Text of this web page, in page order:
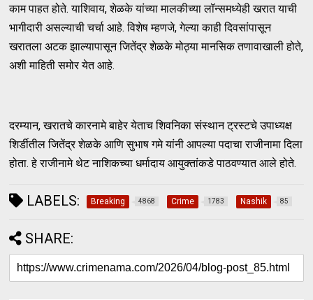
काम पाहत होते. याशिवाय, शेळके यांच्या मालकीच्या लॉन्समध्येही खरात याची
भागीदारी असल्याची चर्चा आहे. विशेष म्हणजे, गेल्या काही दिवसांपासून
खरातला अटक झाल्यापासून जितेंद्र शेळके मोठ्या मानसिक तणावाखाली होते,
अशी माहिती समोर येत आहे.
दरम्यान, खरातचे कारनामे बाहेर येताच शिवनिका संस्थान ट्रस्टचे उपाध्यक्ष
शिर्डीतील जितेंद्र शेळके आणि सुभाष गमे यांनी आपल्या पदाचा राजीनामा दिला
होता. हे राजीनामे थेट नाशिकच्या धर्मादाय आयुक्तांकडे पाठवण्यात आले होते.
LABELS: Breaking 4868 Crime 1783 Nashik 85
SHARE: